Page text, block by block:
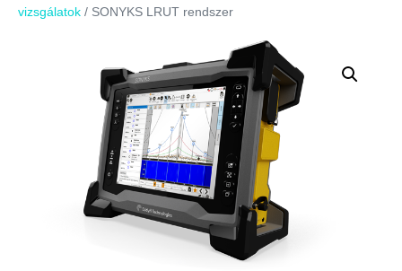
vizsgálatok / SONYKS LRUT rendszer